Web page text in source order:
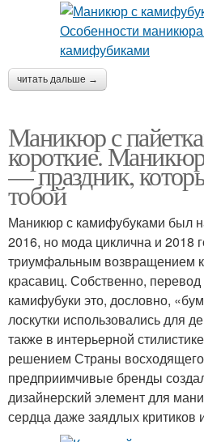
читать дальше →
Маникюр с
короткие.
— праздник,
тобой
Маникюр с камифубуками был
2016, но мода циклична и 2018
триумфальным возвращением
красавиц. Собственно, перевод
камифубуки это, дословно,
лоскутки использовались для
также в интерьерной
решением Страны
предприимчивые бренды
дизайнерский элемент для
сердца даже заядлых критиков